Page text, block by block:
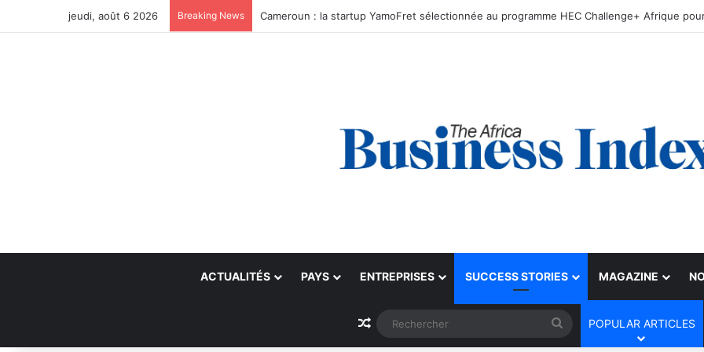
jeudi, août 6 2026 Breaking News
ACTUALITÉS PAYS ENTREPRISES SUCCESS STORIES MAGAZINE
Article Aléatoire Rechercher
POPULAR ARTICLES